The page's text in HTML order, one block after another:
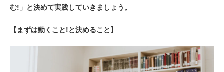
む!」と決めて実践していきましょう。
【まずは動くこと!と決めること】